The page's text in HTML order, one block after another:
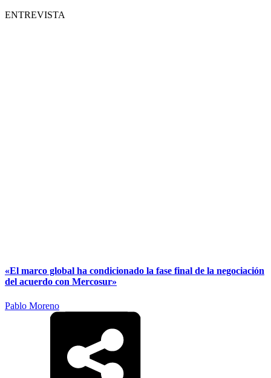
ENTREVISTA
«El marco global ha condicionado la fase final de la negociación
del acuerdo con Mercosur»
Pablo Moreno